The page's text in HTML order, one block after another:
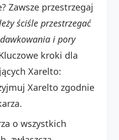
Zawsze przestrzegaj
ściśle przestrzegać
i pory
kroki dla
Xarelto:
Xarelto zgodnie
o wszystkich